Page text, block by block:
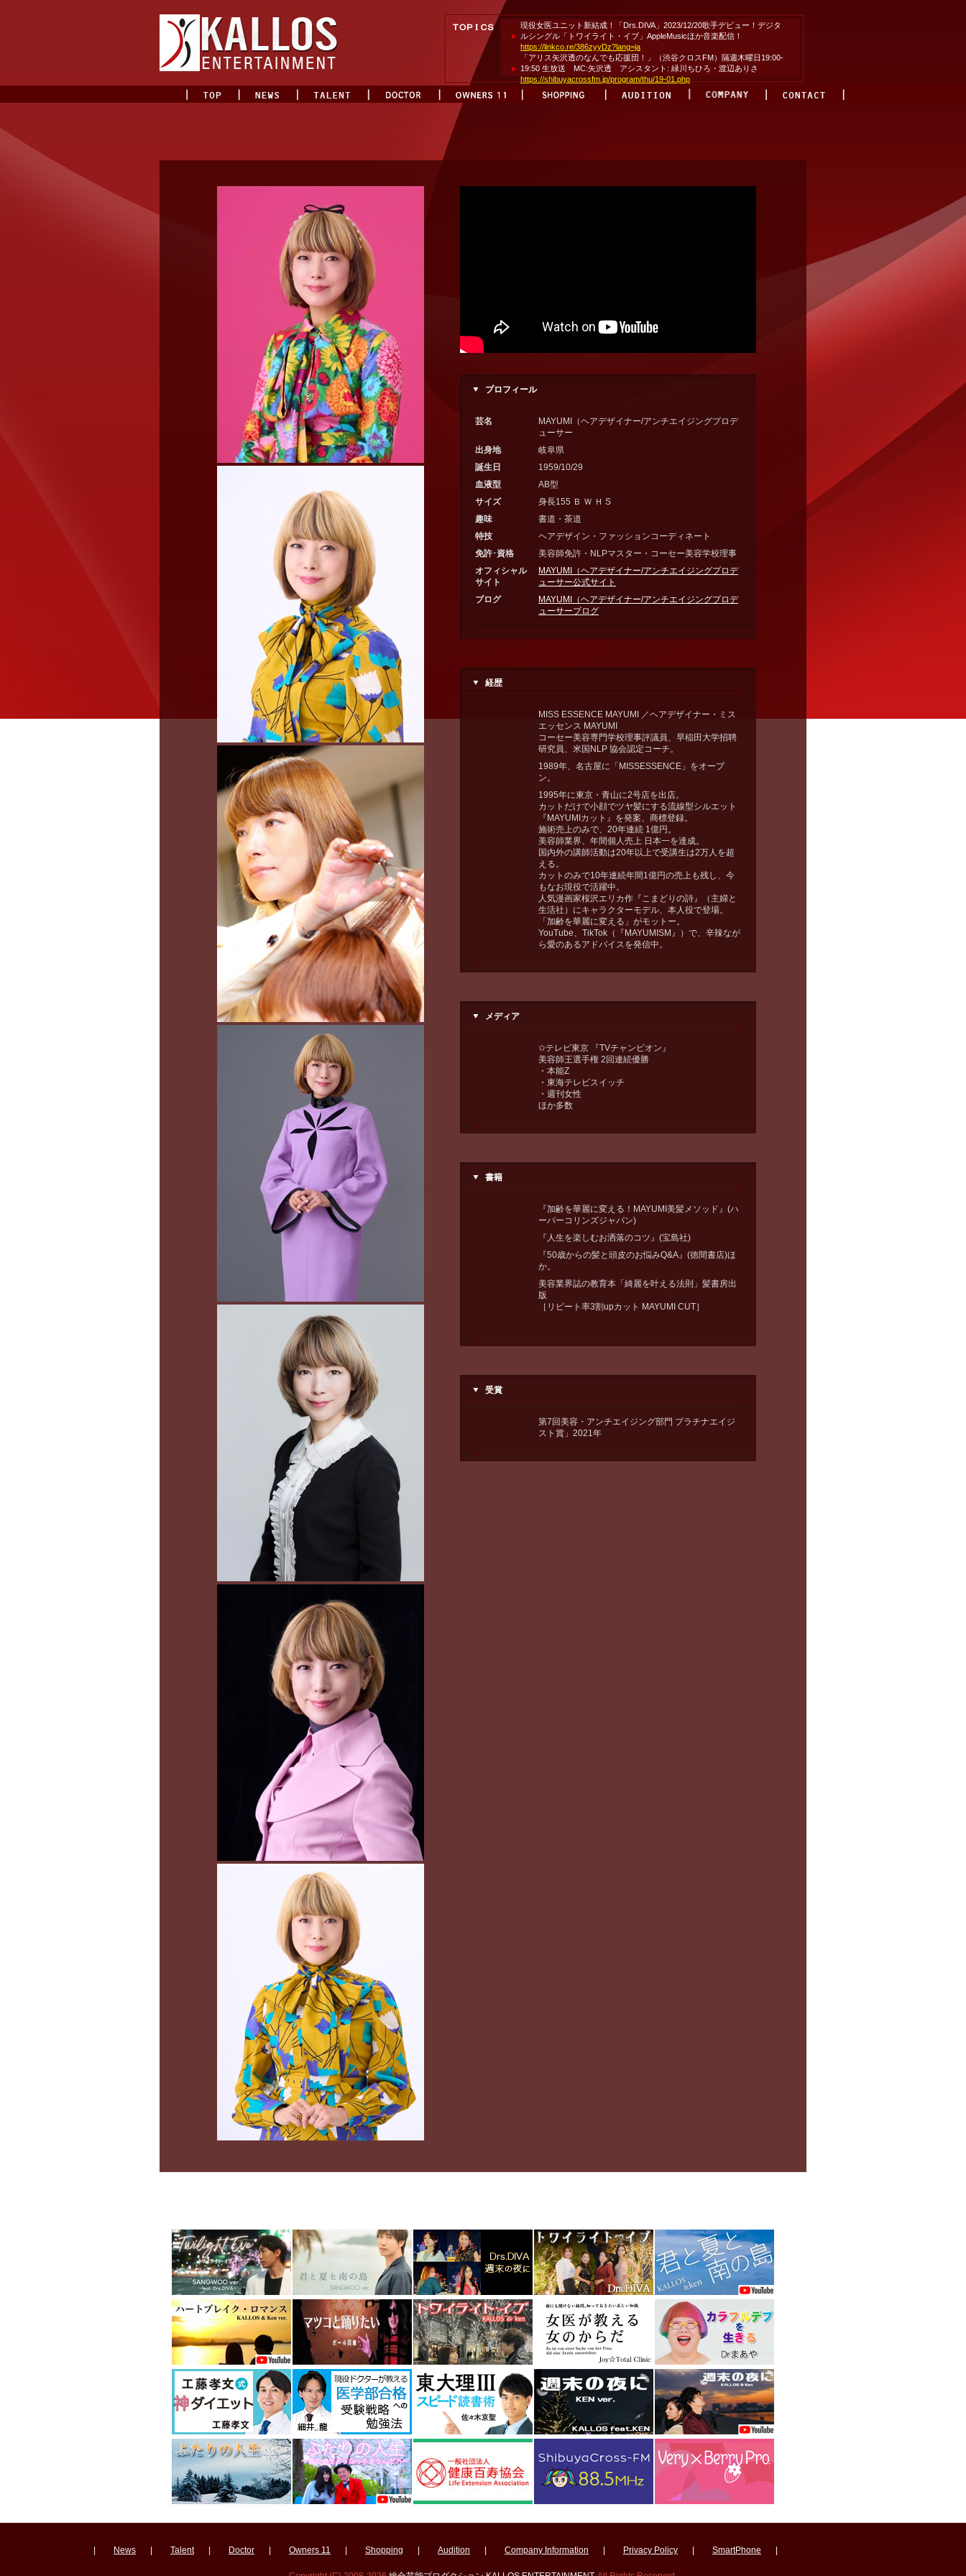
現役女医ユニット新結成！「Drs.DIVA」2023/12/20歌手デビュー！デジタ
ルシングル「トワイライト・イブ」AppleMusicほか音楽配信！
https://linkco.re/386zyyDz?lang=ja
「アリス矢沢透のなんでも応援団！」（渋谷クロスFM）隔週木曜日19:00-
19:50 生放送 MC:矢沢透 アシスタント: 緑川ちひろ・渡辺ありさ
https://shibuyacrossfm.jp/program/thu/19-01.php
プロフィール
芸名
MAYUMI（ヘアデザイナー/アンチエイジングプロデ
ューサー
出身地
岐阜県
誕生日
1959/10/29
血液型
AB型
サイズ
身長155 Ｂ Ｗ Ｈ S
趣味
書道・茶道
特技
ヘアデザイン・ファッションコーディネート
免許･資格
美容師免許・NLPマスター・コーセー美容学校理事
オフィシャル
サイト
MAYUMI（ヘアデザイナー/アンチエイジングプロデ
ューサー公式サイト
ブログ
MAYUMI（ヘアデザイナー/アンチエイジングプロデ
ューサーブログ
経歴
MISS ESSENCE MAYUMI ／ヘアデザイナー・ミス
エッセンス MAYUMI
コーセー美容専門学校理事評議員、早稲田大学招聘
研究員、米国NLP 協会認定コーチ。
1989年、名古屋に「MISSESSENCE」をオープ
ン。
1995年に東京・青山に2号店を出店。
カットだけで小顔でツヤ髪にする流線型シルエット
『MAYUMIカット』を発案、商標登録。
施術売上のみで、20年連続 1億円。
美容師業界、年間個人売上 日本一を達成。
国内外の講師活動は20年以上で受講生は2万人を超
える。
カットのみで10年連続年間1億円の売上も残し、今
もなお現役で活躍中。
人気漫画家桜沢エリカ作『こまどりの詩』（主婦と
生活社）にキャラクターモデル、本人役で登場。
「加齢を華麗に変える」がモットー。
YouTube、TikTok（『MAYUMISM』）で、辛辣なが
ら愛のあるアドバイスを発信中。
メディア
✩テレビ東京 『TVチャンピオン』
美容師王選手権 2回連続優勝
・本能Z
・東海テレビスイッチ
・週刊女性
ほか多数
書籍
『加齢を華麗に変える！MAYUMI美髪メソッド』(ハ
ーパーコリンズジャパン)
『人生を楽しむお洒落のコツ』(宝島社)
『50歳からの髪と頭皮のお悩みQ&A』(徳間書店)ほ
か。
美容業界誌の教育本「綺麗を叶える法則」髪書房出
版
［リピート率3割upカット MAYUMI CUT］
受賞
第7回美容・アンチエイジング部門 プラチナエイジ
スト賞」2021年
News Talent Doctor Owners 11 Shopping Audition Company Information Privacy Policy SmartPhone